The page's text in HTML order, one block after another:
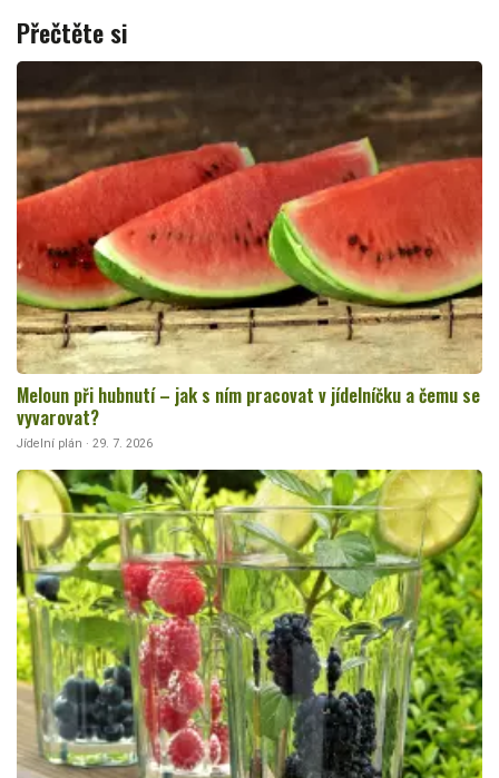
Přečtěte si
Meloun při hubnutí – jak s ním pracovat v jídelníčku a čemu se
vyvarovat?
Jídelní plán · 29. 7. 2026